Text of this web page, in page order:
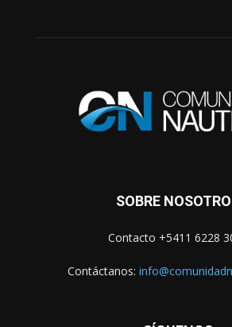
SOBRE
Contacto +5411 6228
Contáctanos: